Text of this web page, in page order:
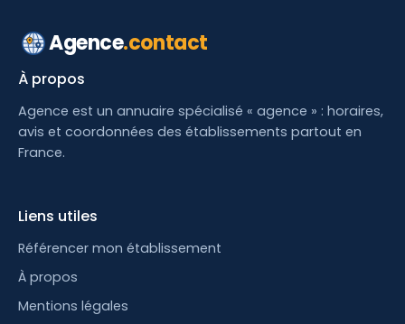
Agence.contact
À propos
Agence est un annuaire spécialisé « agence » : horaires,
avis et coordonnées des établissements partout en
France.
Liens utiles
Référencer mon établissement
À propos
Mentions légales